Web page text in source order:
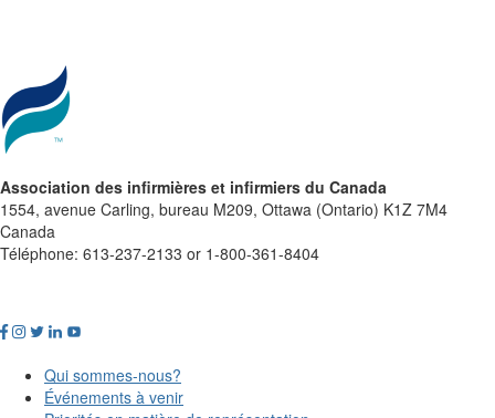
Association des infirmières et infirmiers du Canada
1554, avenue Carling, bureau M209, Ottawa (Ontario) K1Z 7M4
Canada
Téléphone: 613-237-2133 or 1-800-361-8404
Qui sommes-nous?
Événements à venir